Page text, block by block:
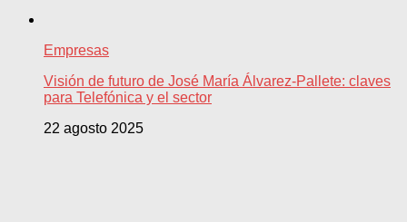
Empresas
Visión de futuro de José María Álvarez-Pallete: claves
para Telefónica y el sector
22 agosto 2025